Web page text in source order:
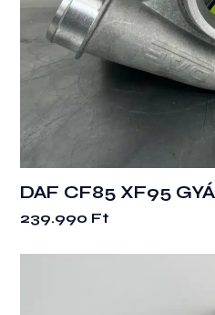
DAF CF85 XF95
239.990 Ft